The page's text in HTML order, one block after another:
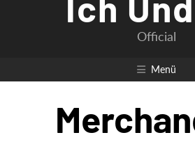
Official
Menü